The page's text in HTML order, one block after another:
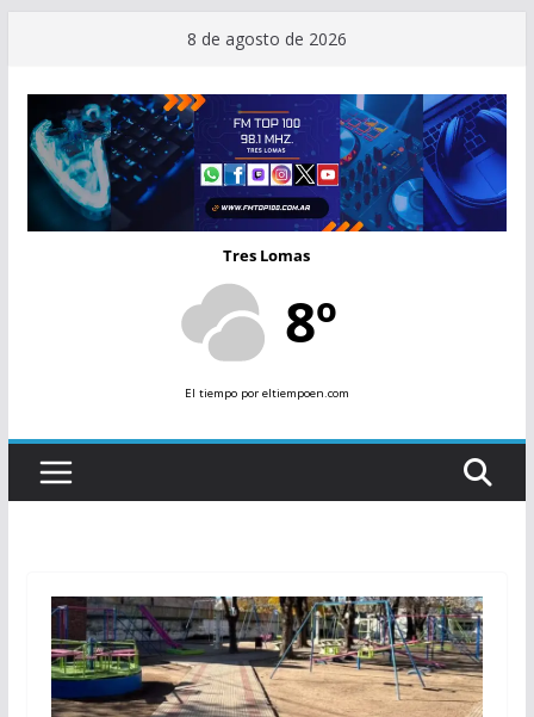
contenido
8 de agosto de 2026
Tres Lomas
8º
El tiempopor eltiempoen.com